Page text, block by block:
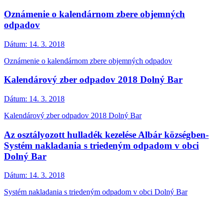
Oznámenie o kalendárnom zbere objemných
odpadov
Dátum: 14. 3. 2018
Oznámenie o kalendárnom zbere objemných odpadov
Kalendárový zber odpadov 2018 Dolný Bar
Dátum: 14. 3. 2018
Kalendárový zber odpadov 2018 Dolný Bar
Az osztályozott hulladék kezelése Albár községben-
Systém nakladania s triedeným odpadom v obci
Dolný Bar
Dátum: 14. 3. 2018
Systém nakladania s triedeným odpadom v obci Dolný Bar